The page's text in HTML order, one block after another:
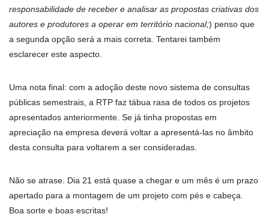
responsabilidade de receber e analisar as propostas criativas dos
autores e produtores a operar em território nacional;) penso que
a segunda opção será a mais correta. Tentarei também
esclarecer este aspecto.
Uma nota final: com a adoção deste novo sistema de consultas
públicas semestrais, a RTP faz tábua rasa de todos os projetos
apresentados anteriormente. Se já tinha propostas em
apreciação na empresa deverá voltar a apresentá-las no âmbito
desta consulta para voltarem a ser consideradas.
Não se atrase. Dia 21 está quase a chegar e um mês é um prazo
apertado para a montagem de um projeto com pés e cabeça.
Boa sorte e boas escritas!